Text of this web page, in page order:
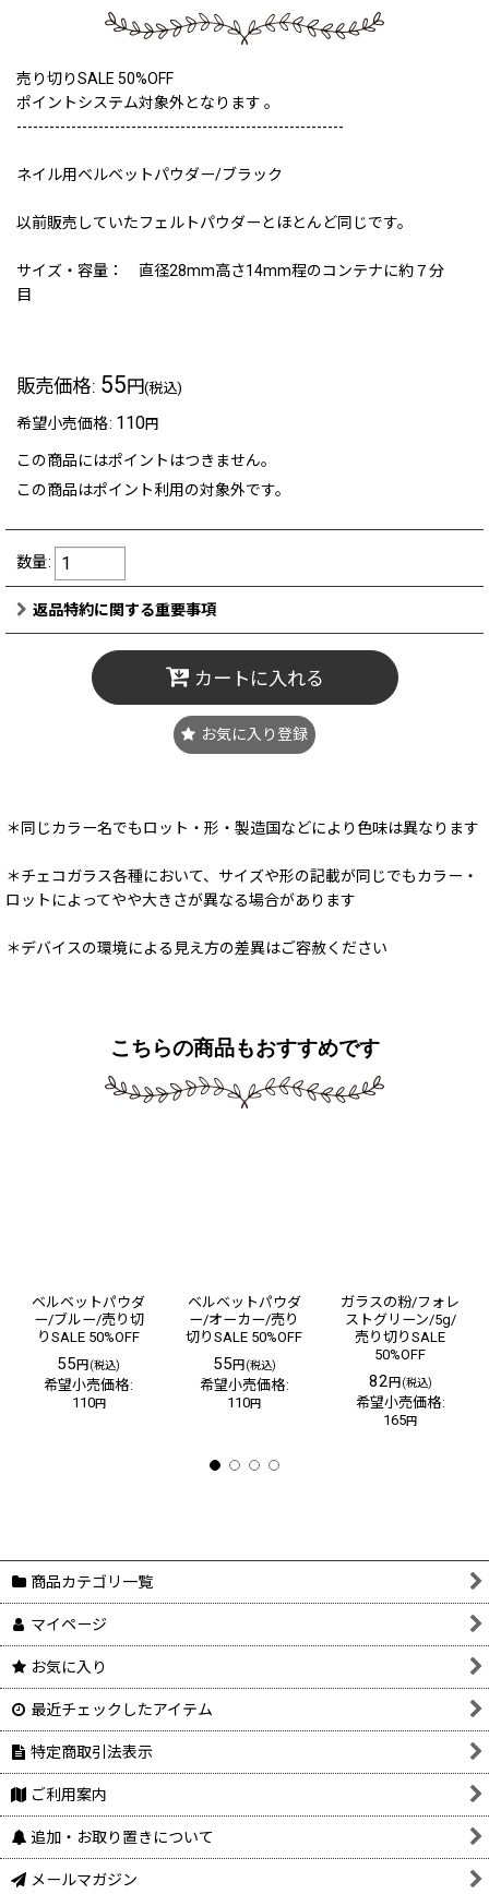
売り切りSALE 50%OFF
ポイントシステム対象外となります 。
------------------------------------------------------------
ネイル用ベルベットパウダー/ブラック
以前販売していたフェルトパウダーとほとんど同じです。
サイズ・容量： 直径28mm高さ14mm程のコンテナに約７分
目
販売価格: 55円(税込)
希望小売価格: 110円
この商品にはポイントはつきません。
この商品はポイント利用の対象外です。
数量:
返品特約に関する重要事項
カートに入れる
お気に入り登録
＊同じカラー名でもロット・形・製造国などにより色味は異なります
＊チェコガラス各種において、サイズや形の記載が同じでもカラー・
ロットによってやや大きさが異なる場合があります
＊デバイスの環境による見え方の差異はご容赦ください
こちらの商品もおすすめです
ベルベットパウダ
ー/ブルー/売り切
りSALE 50%OFF
55円(税込)
希望小売価格:
110円
ベルベットパウダ
ー/オーカー/売り
切りSALE 50%OFF
55円(税込)
希望小売価格:
110円
ガラスの粉/フォレ
ストグリーン/5g/
売り切りSALE
50%OFF
82円(税込)
希望小売価格:
165円
商品カテゴリ一覧
マイページ
お気に入り
最近チェックしたアイテム
特定商取引法表示
ご利用案内
追加・お取り置きについて
メールマガジン